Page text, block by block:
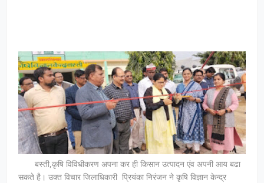
बस्ती,कृषि विविधीकरण अपना कर ही किसान उत्पादन एंव अपनी आय बढा
सकते है। उक्त विचार जिलाधिकारी प्रियंका निरंजन ने कृषि विज्ञान केन्द्र